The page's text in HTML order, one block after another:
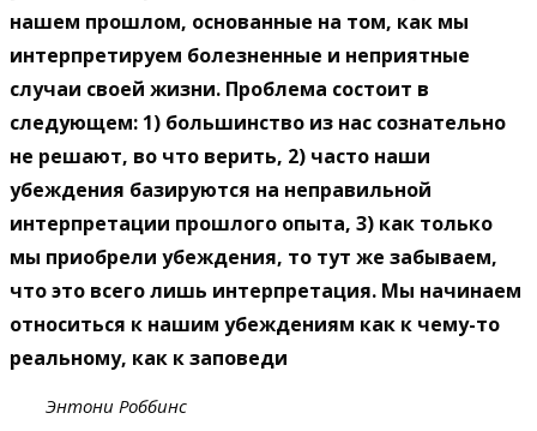
нашем прошлом, основанные на том, как мы
интерпретируем болезненные и неприятные
случаи своей жизни. Проблема состоит в
следующем: 1) большинство из нас сознательно
не решают, во что верить, 2) часто наши
убеждения базируются на неправильной
интерпретации прошлого опыта, 3) как только
мы приобрели убеждения, то тут же забываем,
что это всего лишь интерпретация. Мы начинаем
относиться к нашим убеждениям как к чему-то
реальному, как к заповеди
Энтони Роббинс